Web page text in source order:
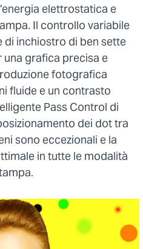
elettrostatica e
Il controllo variabile
inchiostro di ben sette
una grafica precisa e
fotografica
fluide e un contrasto
Pass Control di
dei dot tra
sono eccezionali e la
in tutte le modalità